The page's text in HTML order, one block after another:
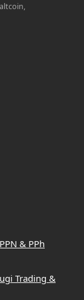
& PPh
Trading &